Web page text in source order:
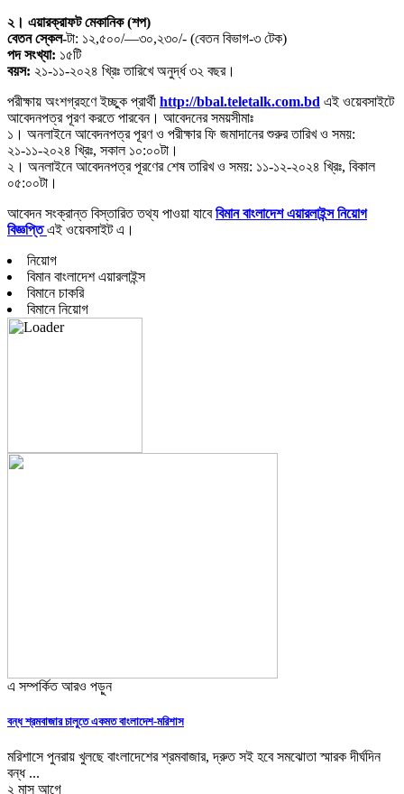
২। এয়ারক্রাফট মেকানিক (শপ)
বেতন স্কেল-টা: ১২,৫০০/—৩০,২৩০/- (বেতন বিভাগ-৩ টেক)
পদ সংখ্যা: ১৫টি
বয়স: ২১-১১-২০২৪ খ্রিঃ তারিখে অনুর্দ্ধ ৩২ বছর।
পরীক্ষায় অংশগ্রহণে ইচ্ছুক প্রার্থী http://bbal.teletalk.com.bd এই ওয়েবসাইটে
আবেদনপত্র পূরণ করতে পারবেন। আবেদনের সময়সীমাঃ
১। অনলাইনে আবেদনপত্র পূরণ ও পরীক্ষার ফি জমাদানের শুরুর তারিখ ও সময়:
২১-১১-২০২৪ খ্রিঃ, সকাল ১০:০০টা।
২। অনলাইনে আবেদনপত্র পূরণের শেষ তারিখ ও সময়: ১১-১২-২০২৪ খ্রিঃ, বিকাল
০৫:০০টা।
আবেদন সংক্রান্ত বিস্তারিত তথ্য পাওয়া যাবেবিমান বাংলাদেশ এয়ারলাইন্স নিয়োগ
বিজ্ঞপ্তিএই ওয়েবসাইট এ।
নিয়োগ
বিমান বাংলাদেশ এয়ারলাইন্স
বিমানে চাকরি
বিমানে নিয়োগ
এ সম্পর্কিত আরও পড়ুন
বন্ধ শ্রমবাজার চালুতে একমত বাংলাদেশ-মরিশাস
মরিশাসে পুনরায় খুলছে বাংলাদেশের শ্রমবাজার, দ্রুত সই হবে সমঝোতা স্মারক দীর্ঘদিন
বন্ধ ...
২ মাস আগে